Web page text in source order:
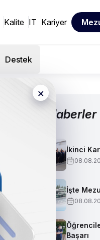
Kalite IT Kariyer
Destek
×
Diğer Haberler
İkinci
İşte
Başarı